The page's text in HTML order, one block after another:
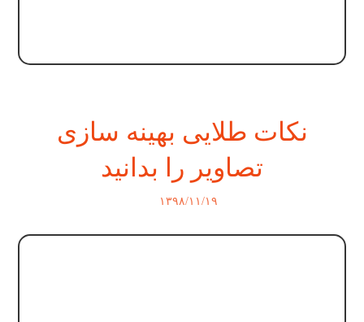
نکات طلایی بهینه سازی
تصاویر را بدانید
۱۳۹۸/۱۱/۱۹